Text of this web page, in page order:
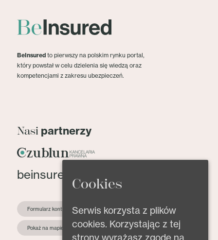
BeInsured to pierwszy na polskim rynku portal,
który powstał w celu dzielenia się wiedzą oraz
kompetencjami z zakresu ubezpieczeń.
Nasi partnerzy
beinsured@beinsured.pl
Formularz kontaktowy
Pokaż na mapie
Cookies
Serwis korzysta z plików
cookies. Korzystając z tej
strony wyrażasz zgodę na